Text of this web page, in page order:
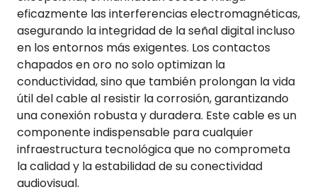
eficazmente las interferencias electromagnéticas,
asegurando la integridad de la señal digital incluso
en los entornos más exigentes. Los contactos
chapados en oro no solo optimizan la
conductividad, sino que también prolongan la vida
útil del cable al resistir la corrosión, garantizando
una conexión robusta y duradera. Este cable es un
componente indispensable para cualquier
infraestructura tecnológica que no comprometa
la calidad y la estabilidad de su conectividad
audiovisual.